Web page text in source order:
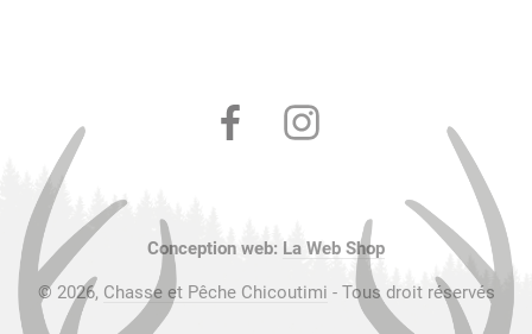
FacebookInstagram
Conception web: La Web Shop
© 2026, Chasse et Pêche Chicoutimi - Tous droit réservés